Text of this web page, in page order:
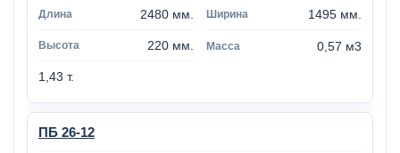
2480 мм. 1495 мм.
220 мм. 0,57 м3
1,43 т.
ПБ 26-12